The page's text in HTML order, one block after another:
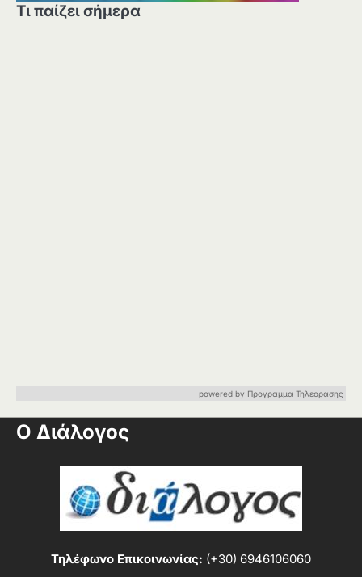
Τι παίζει σήμερα
powered by Προγραμμα Τηλεορασης
Ο Διάλογος
Τηλέφωνο Επικοινωνίας: (+30) 6946106060